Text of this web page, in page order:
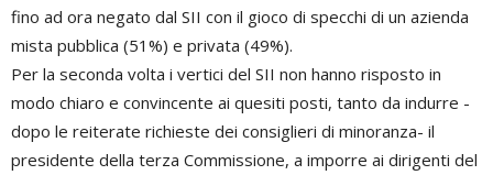
fino ad ora negato dal SII con il gioco di specchi di un azienda
mista pubblica (51%) e privata (49%).
Per la seconda volta i vertici del SII non hanno risposto in
modo chiaro e convincente ai quesiti posti, tanto da indurre -
dopo le reiterate richieste dei consiglieri di minoranza- il
presidente della terza Commissione, a imporre ai dirigenti del